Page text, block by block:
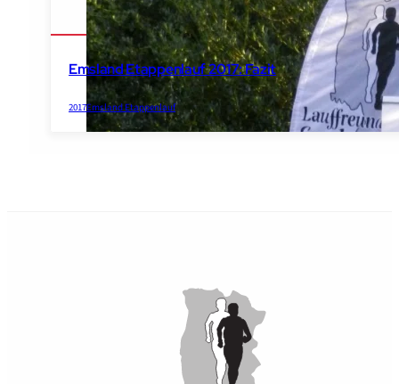
Emsland Etappenlauf 2017: Fazit
2017Emsland Etappenlauf